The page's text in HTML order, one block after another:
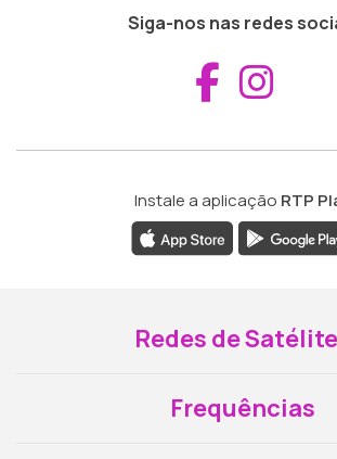
Siga-nos nas redes
Instale a aplicação RTP
Redes de
Frequências